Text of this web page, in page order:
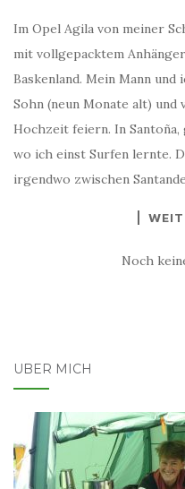
Im Opel Agila von meiner
mit vollgepacktem
Baskenland. Mein Mann
Sohn (neun Monate alt) und
Hochzeit feiern. In Santoña,
wo ich einst Surfen lernte.
irgendwo zwischen
Noch
ÜBER MICH